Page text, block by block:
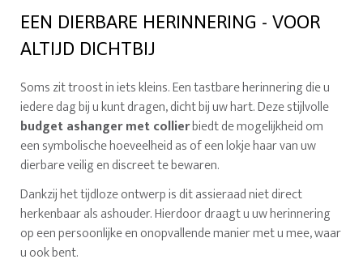
EEN DIERBARE HERINNERING - VOOR
ALTIJD DICHTBIJ
Soms zit troost in iets kleins. Een tastbare herinnering die u
iedere dag bij u kunt dragen, dicht bij uw hart. Deze stijlvolle
budget ashanger met collierbiedt de mogelijkheid om
een symbolische hoeveelheid as of een lokje haar van uw
dierbare veilig en discreet te bewaren.
Dankzij het tijdloze ontwerp is dit assieraad niet direct
herkenbaar als ashouder. Hierdoor draagt u uw herinnering
op een persoonlijke en onopvallende manier met u mee, waar
u ook bent.